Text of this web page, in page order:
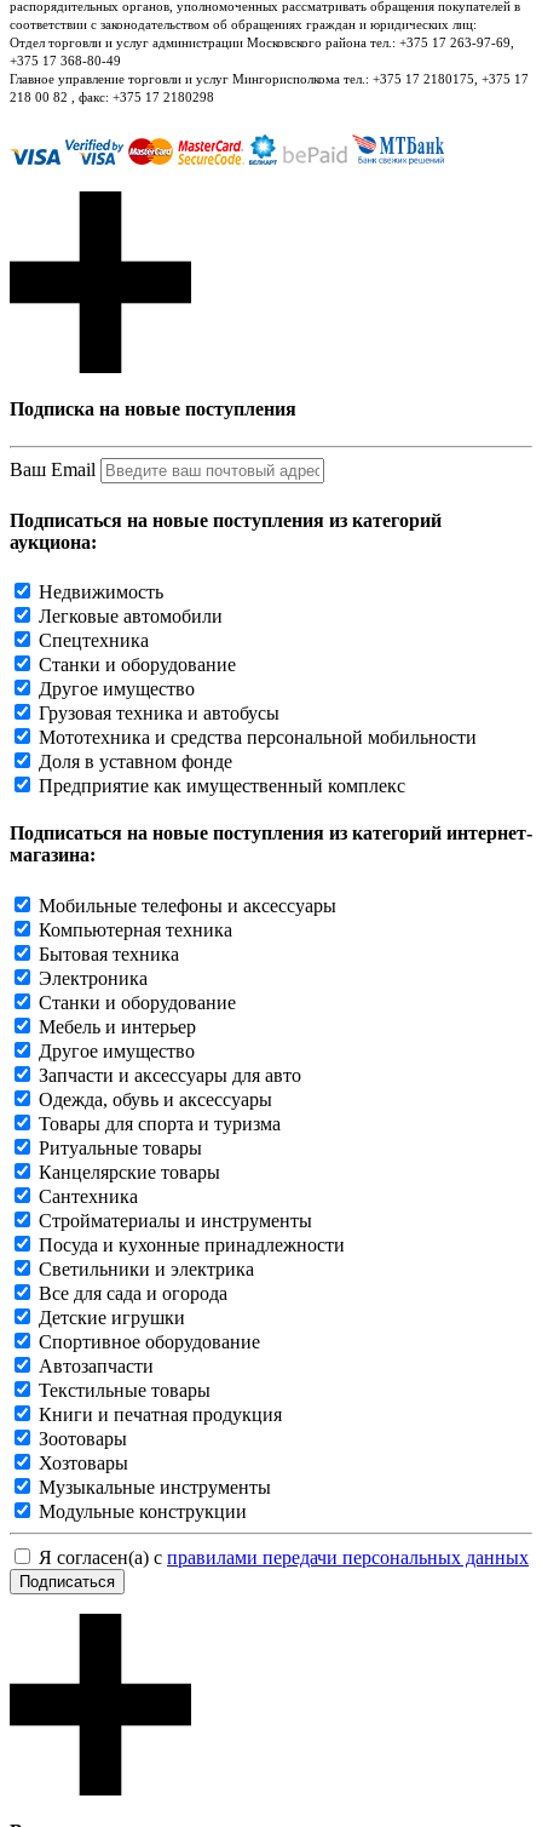
распорядительных органов, уполномоченных рассматривать обращения покупателей в
соответствии с законодательством об обращениях граждан и юридических лиц:
Отдел торговли и услуг администрации Московского района тел.: +375 17 263-97-69,
+375 17 368-80-49
Главное управление торговли и услуг Мингорисполкома тел.: +375 17 2180175, +375 17
218 00 82 , факс: +375 17 2180298
Подписка на новые поступления
Ваш Email
Подписаться на новые поступления из категорий
аукциона:
Недвижимость
Легковые автомобили
Спецтехника
Станки и оборудование
Другое имущество
Грузовая техника и автобусы
Мототехника и средства персональной мобильности
Доля в уставном фонде
Предприятие как имущественный комплекс
Подписаться на новые поступления из категорий интернет-
магазина:
Мобильные телефоны и аксессуары
Компьютерная техника
Бытовая техника
Электроника
Станки и оборудование
Мебель и интерьер
Другое имущество
Запчасти и аксессуары для авто
Одежда, обувь и аксессуары
Товары для спорта и туризма
Ритуальные товары
Канцелярские товары
Сантехника
Стройматериалы и инструменты
Посуда и кухонные принадлежности
Светильники и электрика
Все для сада и огорода
Детские игрушки
Спортивное оборудование
Автозапчасти
Текстильные товары
Книги и печатная продукция
Зоотовары
Хозтовары
Музыкальные инструменты
Модульные конструкции
Я согласен(а) с правилами передачи персональных данных
Подписаться